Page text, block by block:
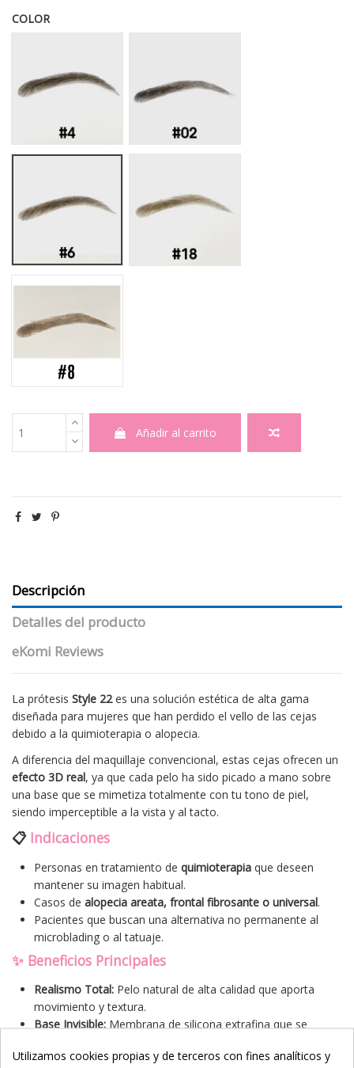
COLOR
Style 22 # 8
Añadir al carrito
Descripción
Detalles del producto
eKomi Reviews
La prótesis Style 22es una solución estética de alta gama
diseñada para mujeres que han perdido el vello de las cejas
debido a la quimioterapia o alopecia.
A diferencia del maquillaje convencional, estas cejas ofrecen un
efecto 3D real, ya que cada pelo ha sido picado a mano sobre
una base que se mimetiza totalmente con tu tono de piel,
siendo imperceptible a la vista y al tacto.
📋 Indicaciones
Personas en tratamiento de quimioterapia que deseen
mantener su imagen habitual.
Casos de alopecia areata, frontal fibrosante o universal.
Pacientes que buscan una alternativa no permanente al
microblading o al tatuaje.
✨ Beneficios Principales
Realismo Total: Pelo natural de alta calidad que aporta
movimiento y textura.
Base Invisible:Membrana de silicona extrafina que se
Larga Duración:Permanece adherida varios días (según el
Utilizamos cookies propias y de terceros con fines analíticos y